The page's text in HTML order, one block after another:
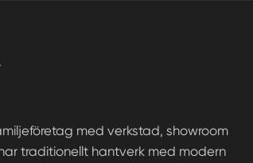
med verkstad, showroom
traditionellt hantverk med modern